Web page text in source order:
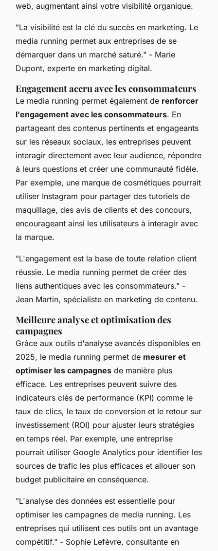
web, augmentant ainsi votre visibilité organique.
"La visibilité est la clé du succès en marketing. Le
media running permet aux entreprises de se
démarquer dans un marché saturé." - Marie
Dupont, experte en marketing digital.
Engagement accru avec les consommateurs
Le media running permet également de renforcer
l'engagement avec les consommateurs. En
partageant des contenus pertinents et engageants
sur les réseaux sociaux, les entreprises peuvent
interagir directement avec leur audience, répondre
à leurs questions et créer une communauté fidèle.
Par exemple, une marque de cosmétiques pourrait
utiliser Instagram pour partager des tutoriels de
maquillage, des avis de clients et des concours,
encourageant ainsi les utilisateurs à interagir avec
la marque.
"L'engagement est la base de toute relation client
réussie. Le media running permet de créer des
liens authentiques avec les consommateurs." -
Jean Martin, spécialiste en marketing de contenu.
Meilleure analyse et optimisation des
campagnes
Grâce aux outils d'analyse avancés disponibles en
2025, le media running permet de mesurer et
optimiser les campagnes de manière plus
efficace. Les entreprises peuvent suivre des
indicateurs clés de performance (KPI) comme le
taux de clics, le taux de conversion et le retour sur
investissement (ROI) pour ajuster leurs stratégies
en temps réel. Par exemple, une entreprise
pourrait utiliser Google Analytics pour identifier les
sources de trafic les plus efficaces et allouer son
budget publicitaire en conséquence.
"L'analyse des données est essentielle pour
optimiser les campagnes de media running. Les
entreprises qui utilisent ces outils ont un avantage
compétitif." - Sophie Lefèvre, consultante en